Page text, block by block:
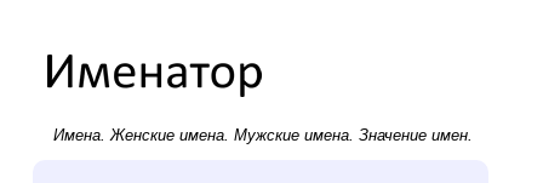
Имена.Женские имена. Мужские имена. Значение имен.